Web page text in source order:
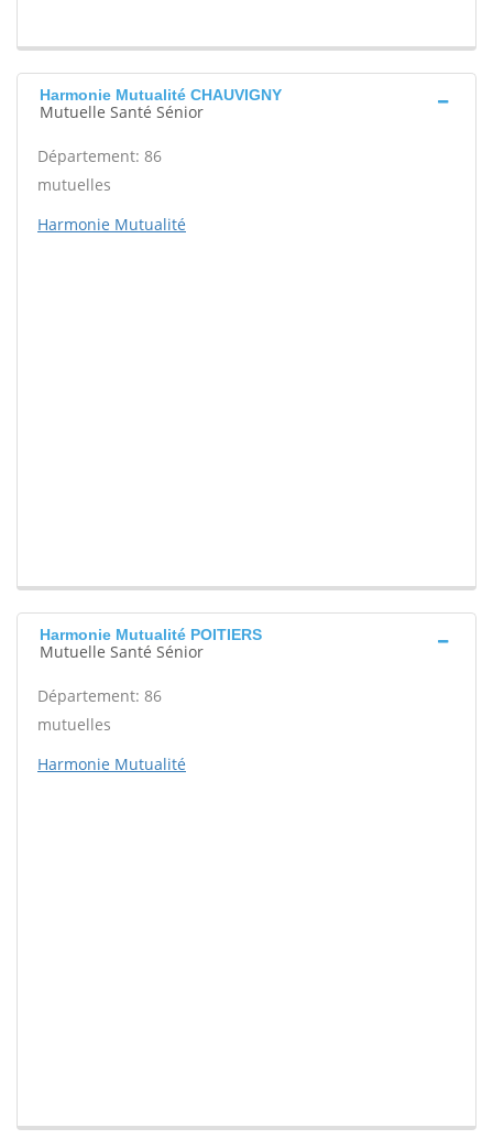
Harmonie Mutualité CHAUVIGNY
Mutuelle Santé Sénior
Département: 86
mutuelles
Harmonie Mutualité
Harmonie Mutualité POITIERS
Mutuelle Santé Sénior
Département: 86
mutuelles
Harmonie Mutualité